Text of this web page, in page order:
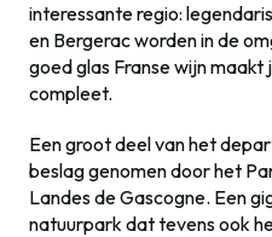
interessante regio:
en Bergerac worden in de
goed glas Franse wijn
compleet.
Een groot deel van het
beslag genomen door het
Landes de Gascogne. Een
natuurpark dat tevens ook